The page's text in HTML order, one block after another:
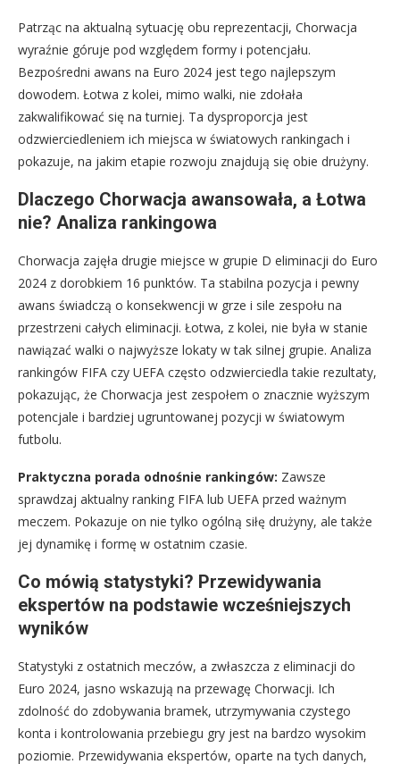
Patrząc na aktualną sytuację obu reprezentacji, Chorwacja
wyraźnie góruje pod względem formy i potencjału.
Bezpośredni awans na Euro 2024 jest tego najlepszym
dowodem. Łotwa z kolei, mimo walki, nie zdołała
zakwalifikować się na turniej. Ta dysproporcja jest
odzwierciedleniem ich miejsca w światowych rankingach i
pokazuje, na jakim etapie rozwoju znajdują się obie drużyny.
Dlaczego Chorwacja awansowała, a Łotwa
nie? Analiza rankingowa
Chorwacja zajęła drugie miejsce w grupie D eliminacji do Euro
2024 z dorobkiem 16 punktów. Ta stabilna pozycja i pewny
awans świadczą o konsekwencji w grze i sile zespołu na
przestrzeni całych eliminacji. Łotwa, z kolei, nie była w stanie
nawiązać walki o najwyższe lokaty w tak silnej grupie. Analiza
rankingów FIFA czy UEFA często odzwierciedla takie rezultaty,
pokazując, że Chorwacja jest zespołem o znacznie wyższym
potencjale i bardziej ugruntowanej pozycji w światowym
futbolu.
Praktyczna porada odnośnie rankingów: Zawsze
sprawdzaj aktualny ranking FIFA lub UEFA przed ważnym
meczem. Pokazuje on nie tylko ogólną siłę drużyny, ale także
jej dynamikę i formę w ostatnim czasie.
Co mówią statystyki? Przewidywania
ekspertów na podstawie wcześniejszych
wyników
Statystyki z ostatnich meczów, a zwłaszcza z eliminacji do
Euro 2024, jasno wskazują na przewagę Chorwacji. Ich
zdolność do zdobywania bramek, utrzymywania czystego
konta i kontrolowania przebiegu gry jest na bardzo wysokim
poziomie. Przewidywania ekspertów, oparte na tych danych,